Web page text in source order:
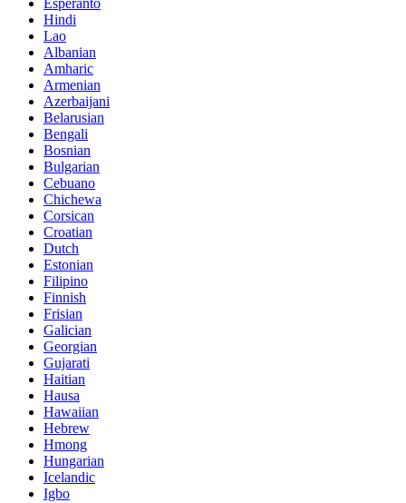
Esperanto
Hindi
Lao
Albanian
Amharic
Armenian
Azerbaijani
Belarusian
Bengali
Bosnian
Bulgarian
Cebuano
Chichewa
Corsican
Croatian
Dutch
Estonian
Filipino
Finnish
Frisian
Galician
Georgian
Gujarati
Haitian
Hausa
Hawaiian
Hebrew
Hmong
Hungarian
Icelandic
Igbo